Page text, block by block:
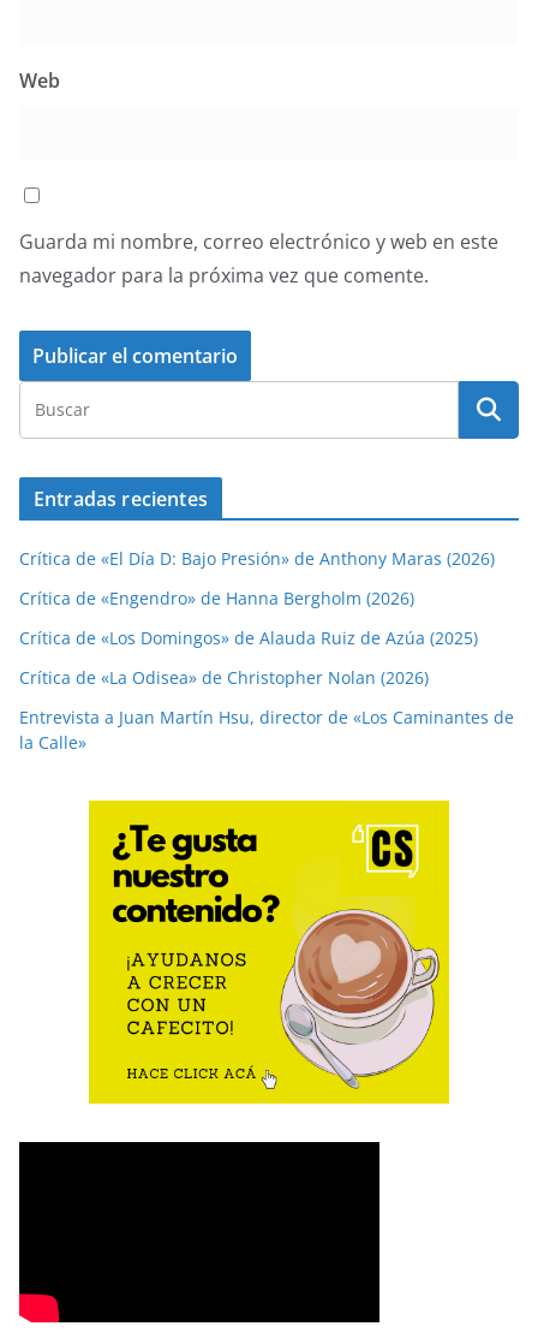
Web
Guarda mi nombre, correo electrónico y web en este
navegador para la próxima vez que comente.
Entradas recientes
Crítica de «El Día D: Bajo Presión» de Anthony Maras (2026)
Crítica de «Engendro» de Hanna Bergholm (2026)
Crítica de «Los Domingos» de Alauda Ruiz de Azúa (2025)
Crítica de «La Odisea» de Christopher Nolan (2026)
Entrevista a Juan Martín Hsu, director de «Los Caminantes de
la Calle»